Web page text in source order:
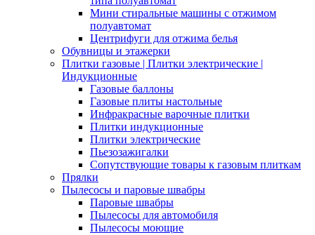
Мини стиральные машины с отжимом
полуавтомат
Центрифуги для отжима белья
Обувницы и этажерки
Плитки газовые | Плитки электрические |
Индукционные
Газовые баллоны
Газовые плиты настольные
Инфракрасные варочные плитки
Плитки индукционные
Плитки электрические
Пьезозажигалки
Сопутствующие товары к газовым плиткам
Прялки
Пылесосы и паровые швабры
Паровые швабры
Пылесосы для автомобиля
Пылесосы моющие